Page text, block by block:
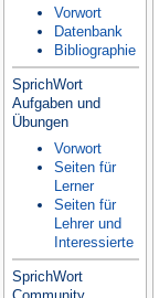
Vorwort
Datenbank
Bibliographie
SprichWort
Aufgaben und
Übungen
Vorwort
Seiten für
Lerner
Seiten für
Lehrer und
Interessierte
SprichWort